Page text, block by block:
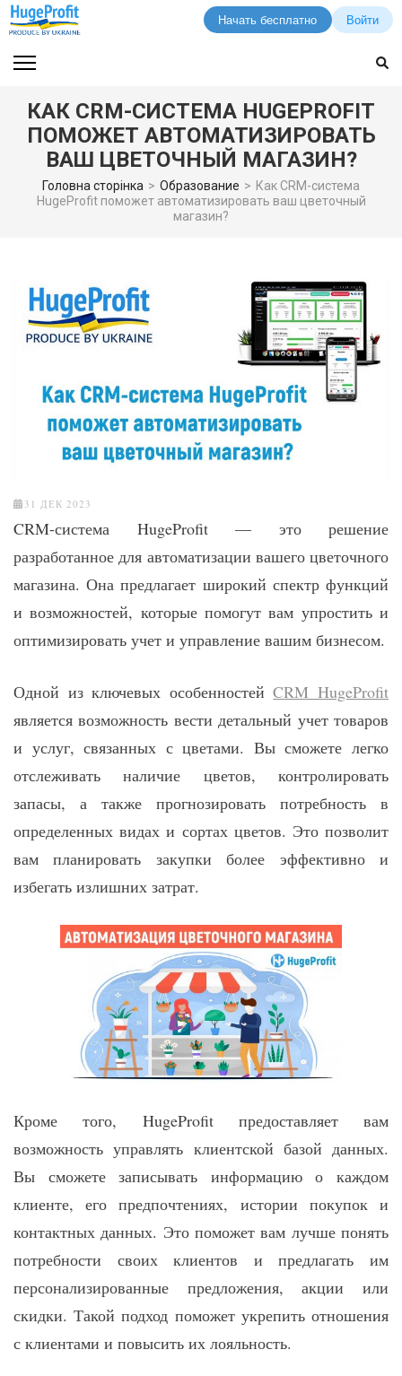
Начать бесплатно Войти
(нажмите
Enter)
КАК CRM-СИСТЕМА HUGEPROFIT
ПОМОЖЕТ АВТОМАТИЗИРОВАТЬ
ВАШ ЦВЕТОЧНЫЙ МАГАЗИН?
Головна сторінка > Образование > Как CRM-система
HugeProfit поможет автоматизировать ваш цветочный
магазин?
31 ДЕК 2023
CRM-система HugeProfit — это решение
разработанное для автоматизации вашего цветочного
магазина. Она предлагает широкий спектр функций
и возможностей, которые помогут вам упростить и
оптимизировать учет и управление вашим бизнесом.
Одной из ключевых особенностейCRM HugeProfit
является возможность вести детальный учет товаров
и услуг, связанных с цветами. Вы сможете легко
отслеживать наличие цветов, контролировать
запасы, а также прогнозировать потребность в
определенных видах и сортах цветов. Это позволит
вам планировать закупки более эффективно и
избегать излишних затрат.
Кроме того, HugeProfit предоставляет вам
возможность управлять клиентской базой данных.
Вы сможете записывать информацию о каждом
клиенте, его предпочтениях, истории покупок и
контактных данных. Это поможет вам лучше понять
потребности своих клиентов и предлагать им
персонализированные предложения, акции или
скидки. Такой подход поможет укрепить отношения
с клиентами и повысить их лояльность.